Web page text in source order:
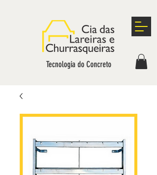
Tecnologia do Concreto